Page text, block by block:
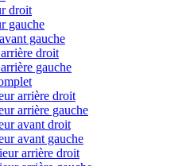
droit
gauche
gauche
droit
gauche
arrière droit
arrière gauche
avant droit
avant gauche
arrière droit